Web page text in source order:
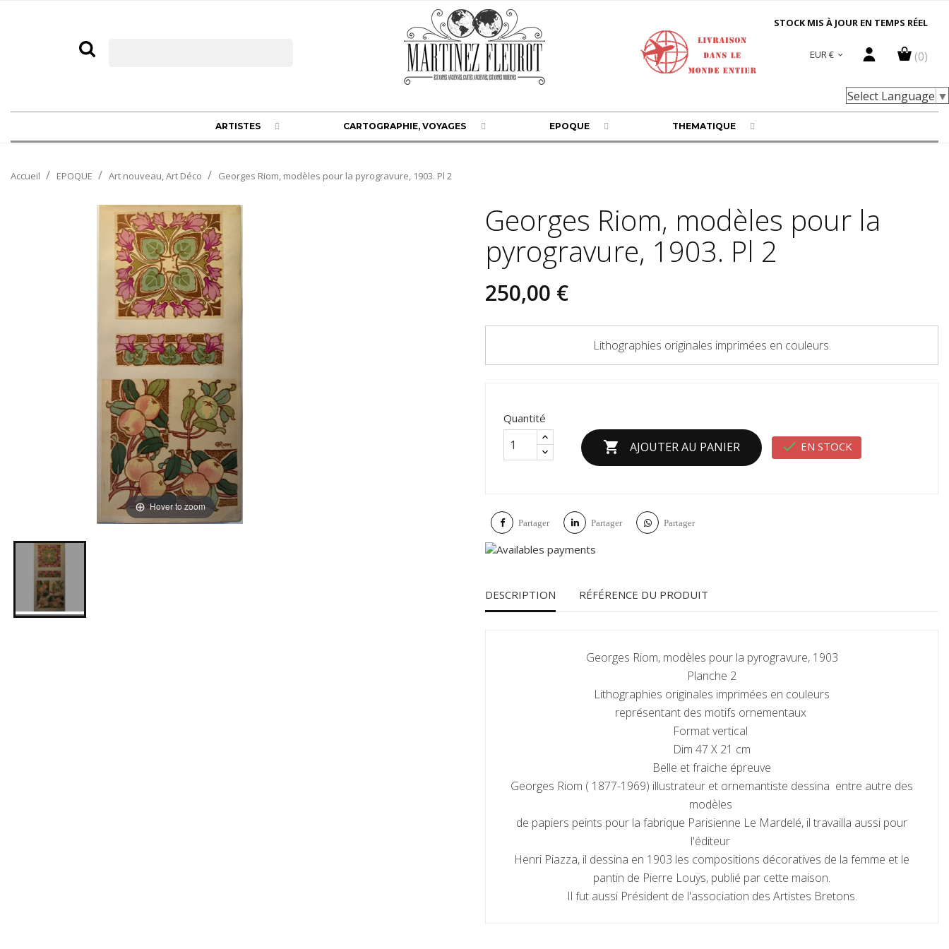
STOCK MIS À JOUR EN TEMPS RÉEL
(0)
EUR € 
Select Language ▼
ARTISTES CARTOGRAPHIE, VOYAGES EPOQUE THEMATIQUE
Accueil EPOQUE Art nouveau, Art Déco Georges Riom, modèles pour la pyrogravure, 1903. Pl 2
Hover to zoom
Georges Riom, modèles pour la
pyrogravure, 1903. Pl 2
250,00 €
Lithographies originales imprimées en couleurs.
Quantité
 AJOUTER AU PANIER  EN STOCK
Partager Partager Partager
DESCRIPTION RÉFÉRENCE DU PRODUIT
Georges Riom, modèles pour la pyrogravure, 1903
Planche 2
Lithographies originales imprimées en couleurs
représentant des motifs ornementaux
Format vertical
Dim 47 X 21 cm
Belle et fraiche épreuve
Georges Riom ( 1877-1969) illustrateur et ornemantiste dessina entre autre des
modèles
de papiers peints pour la fabrique Parisienne Le Mardelé, il travailla aussi pour
l'éditeur
Henri Piazza, il dessina en 1903 les compositions décoratives de la femme et le
pantin de Pierre Louÿs, publié par cette maison.
Il fut aussi Président de l'association des Artistes Bretons.